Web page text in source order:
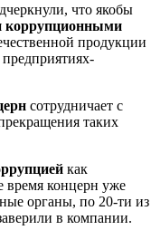
что якобы
коррупционными
продукции
сотрудничает с
таких
как
время концерн уже
органы, по 20-ти из
в компании.